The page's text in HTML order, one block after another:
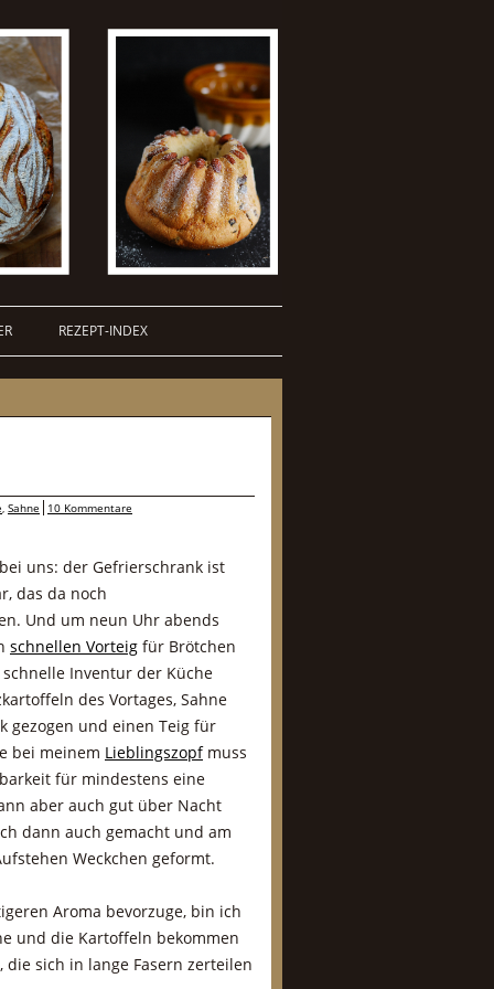
REZEPT-INDEX
, Sahne 10 Kommentare
uns: der Gefrierschrank ist
das da noch
Und um neun Uhr abends
schnellen Vorteig für Brötchen
Inventur der Küche
des Vortages, Sahne
gezogen und einen Teig für
bei meinem Lieblingszopfmuss
für mindestens eine
aber auch gut über Nacht
dann auch gemacht und am
Weckchen geformt.
Aroma bevorzuge, bin ich
und die Kartoffeln bekommen
sich in lange Fasern zerteilen